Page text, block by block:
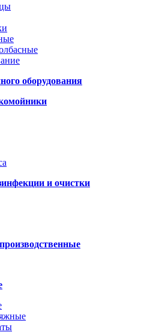
оборудования
и очистки